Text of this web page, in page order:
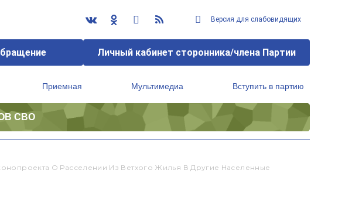
Версия для слабовидящих
Личный кабинет сторонника/члена Партии
Приемная Мультимедиа Вступить в партию
СВО
О Расселении Из Ветхого Жилья В Другие Населенные